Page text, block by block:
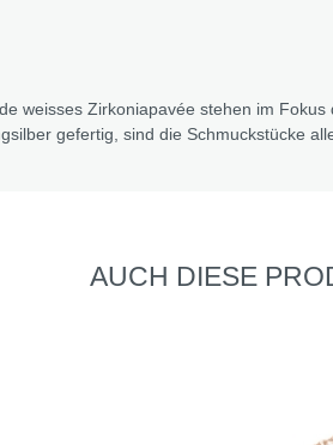
weisses Zirkoniapavée stehen im Fokus
gefertig, sind die Schmuckstücke
AUCH DIESE